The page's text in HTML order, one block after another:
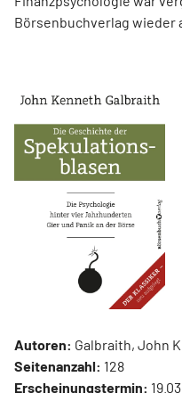
Börsenbuchverlag wieder
Autoren: Galbraith, John
Seitenanzahl: 128
Erscheinungstermin: